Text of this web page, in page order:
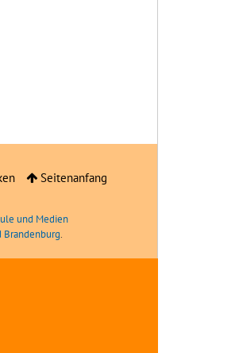
Seitenanfang
und Medien
Brandenburg.